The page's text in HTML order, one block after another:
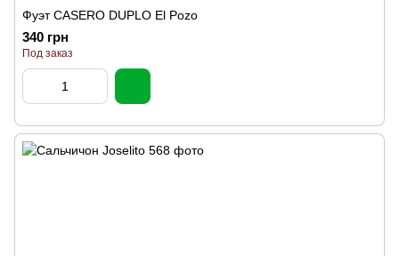
Фуэт CASERO DUPLO El Pozo
340 грн
Под заказ